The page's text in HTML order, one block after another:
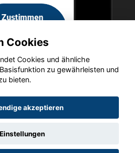
Zustimmen
aktivieren
& BÖSKEN Automobile
Cookies
Cookies und ähnliche
zu gewährleisten und
bieten.
akzeptieren
Einstellungen